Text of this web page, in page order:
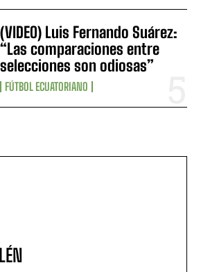
(VIDEO) Luis Fernando Suárez:
“Las comparaciones entre
selecciones son odiosas”
FÚTBOL ECUATORIANO